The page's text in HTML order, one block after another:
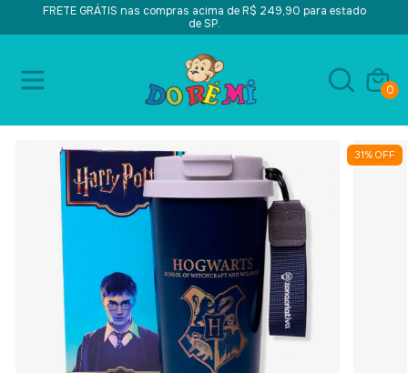
FRETE GRÁTIS nas compras acima de R$ 249,90 para estado
de SP.
0
31% OFF